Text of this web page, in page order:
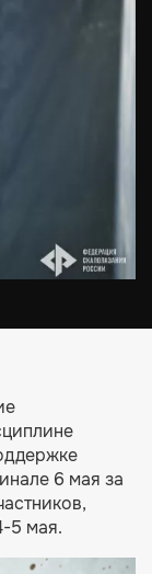
6 мая за
5 мая.